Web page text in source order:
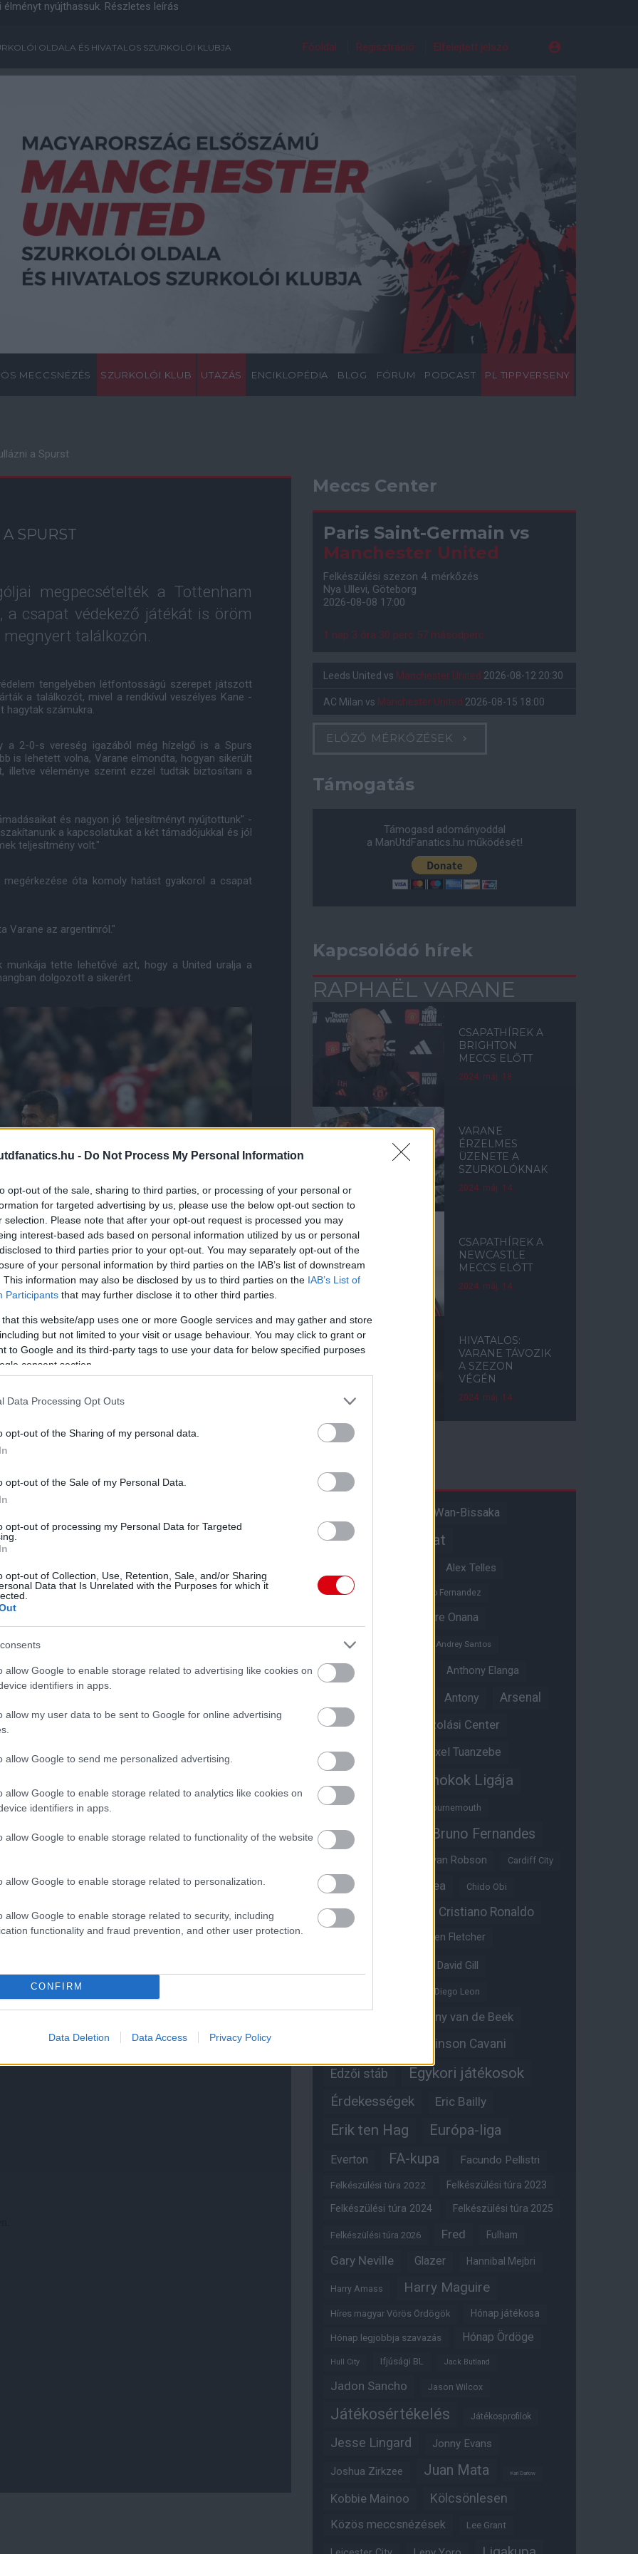
nyújthassuk. Részletes leírás
- Do Not Process My Personal Information
opt-out of the sale, sharing to third parties, or processing of your personal or
for targeted advertising by us, please use the below opt-out section to
selection. Please note that after your opt-out request is processed you may
interest-based ads based on personal information utilized by us or personal
to third parties prior to your opt-out. You may separately opt-out of the
of your personal information by third parties on the IAB’s list of downstream
This information may also be disclosed by us to third parties on the IAB’s List of
Participants that may further disclose it to other third parties.
that this website/app uses one or more Google services and may gather and store
but not limited to your visit or usage behaviour. You may click to grant or
to Google and its third-party tags to use your data for below specified purposes
consent section.
Data Processing Opt Outs
opt-out of the Sharing of my personal data.
opt-out of the Sale of my Personal Data.
opt-out of processing my Personal Data for Targeted
opt-out of Collection, Use, Retention, Sale, and/or Sharing
Data that Is Unrelated with the Purposes for which it
allow Google to enable storage related to advertising like cookies on
identifiers in apps.
allow my user data to be sent to Google for online advertising
allow Google to send me personalized advertising.
allow Google to enable storage related to analytics like cookies on
identifiers in apps.
allow Google to enable storage related to functionality of the website
allow Google to enable storage related to personalization.
allow Google to enable storage related to security, including
functionality and fraud prevention, and other user protection.
CONFIRM
Data Deletion Data Access Privacy Policy
OLDALA ÉS HIVATALOS SZURKOLÓI KLUBJA Főoldal Regisztráció Elfelejtett jelszó
MECCSNÉZÉS SZURKOLÓI KLUB UTAZÁS ENCIKLOPÉDIA BLOG FÓRUM PODCAST PL TIPPVERSENY
a Spurst
SPURST
megpecsételték a Tottenham
csapat védekező játékát is öröm
találkozón.
tengelyében létfontosságú szerepet játszott
a találkozót, mivel a rendkívül veszélyes Kane -
hagytak számukra.
2-0-s vereség igazából még hízelgő is a Spurs
is lehetett volna, Varane elmondta, hogyan sikerült
illetve véleménye szerint ezzel tudták biztosítani a
és nagyon jó teljesítményt nyújtottunk" -
a kapcsolatukat a két támadójukkal és jól
teljesítmény volt."
óta komoly hatást gyakorol a csapat
Varane az argentinról."
tette lehetővé azt, hogy a United uralja a
dolgozott a sikerért.
csapatmunka volt igazán fantasztikus" - mondta.
abban a tempóban játszanak, agresszívak és a
teljesítménye a szezon során azt mondta a
alakítottunk ki. Több gólt is szerezhettünk
alakítottuk ki a nagy helyzeteket."
remek csapatmunka volt a ma esti."
és iOS-re!
működését!
Meccs Center
Paris Saint-Germain vs
Manchester United
Felkészülési szezon 4. mérkőzés
Nya Ullevi, Göteborg
2026-08-08 17:00
1 nap 3 óra 30 perc 56 másodperc
Leeds United vs Manchester United 2026-08-12 20:30
AC Milan vs Manchester United 2026-08-15 18:00
ELŐZŐ MÉRKŐZÉSEK
Támogatás
Támogasd adományoddal
a ManUtdFanatics.hu működését!
Kapcsolódó hírek
RAPHAËL VARANE
CSAPATHÍREK A
BRIGHTON
MECCS ELŐTT
2024. máj. 18.
VARANE
ÉRZELMES
ÜZENETE A
SZURKOLÓKNAK
2024. máj. 14.
CSAPATHÍREK A
NEWCASTLE
MECCS ELŐTT
2024. máj. 14.
HIVATALOS:
VARANE TÁVOZIK
A SZEZON
VÉGÉN
2024. máj. 14.
Aaron Wan-Bissaka
Akadémiai csapat
Alex Telles
Altay Bayindir Alvaro Fernandez
Andre Onana
Andreas Pereira
Andrey Santos
Angol válogatott Anthony Elanga
Antony Arsenal
Aston Villa Átigazolási Center
Átigazolások Axel Tuanzebe
Bajnokok Ligája
Benjamin Sesko Bournemouth
Brandon Williams Bruno Fernandes
Bryan Robson Cardiff City
Casemiro Chelsea Chido Obi
Christian Eriksen Cristiano Ronaldo
Darren Fletcher
David Gill
Diego Leon
Donny van de Beek
Edinson Cavani
Edzői stáb Egykori játékosok
Érdekességek Eric Bailly
Erik ten Hag Európa-liga
Everton FA-kupa Facundo Pellistri
Felkészülési túra 2022 Felkészülési túra 2023
Felkészülési túra 2024 Felkészülési túra 2025
Felkészülési túra 2026 Fred Fulham
Gary Neville Glazer Hannibal Mejbri
Harry Amass Harry Maguire
Híres magyar Vörös Ördögök Hónap játékosa
Hónap legjobbja szavazás Hónap Ördöge
Hull City Ifjúsági BL Jack Butland
Jadon Sancho Jason Wilcox
Játékosértékelés Játékosprofilok
Jesse Lingard Jonny Evans
Joshua Zirkzee Juan Mata Karl Darlow
Kobbie Mainoo Kölcsönlesen
Közös meccsnézések Lee Grant